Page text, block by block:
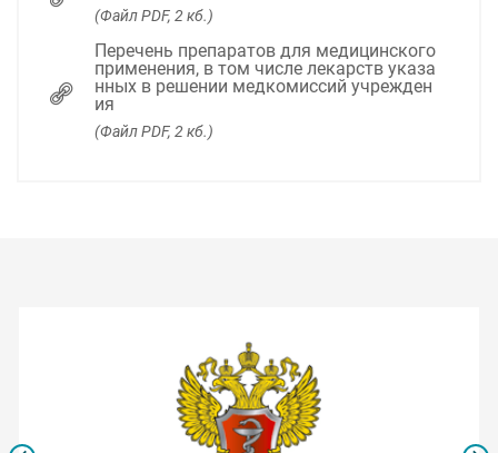
(Файл PDF, 2 кб.)
Перечень препаратов для медицинского
применения, в том числе лекарств указа
нных в решении медкомиссий учрежден
ия
(Файл PDF, 2 кб.)